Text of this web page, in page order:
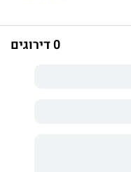
מבינה שהיית רק כלי
בך וזנחו אותך לגורלך,
את באמת.
אותי. כשהפנטזיה
הכיוון, אבל מה קורה
כה הוא לא הצפון כלל?
0 דירוגים